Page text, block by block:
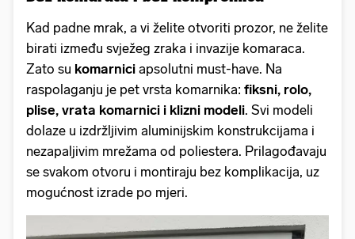
Kad padne mrak, a vi želite otvoriti prozor, ne želite
birati između svježeg zraka i invazije komaraca.
Zato su komarnici apsolutni must-have. Na
raspolaganju je pet vrsta komarnika: fiksni, rolo,
plise, vrata komarnici i klizni modeli. Svi modeli
dolaze u izdržljivim aluminijskim konstrukcijama i
nezapaljivim mrežama od poliestera. Prilagođavaju
se svakom otvoru i montiraju bez komplikacija, uz
mogućnost izrade po mjeri.